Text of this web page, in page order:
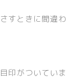
すときに間違わ
印がついていま